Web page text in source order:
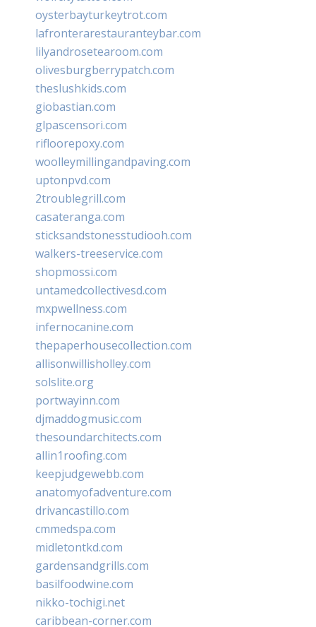
oysterbayturkeytrot.com
lafronterarestauranteybar.com
lilyandrosetearoom.com
olivesburgberrypatch.com
theslushkids.com
giobastian.com
glpascensori.com
rifloorepoxy.com
woolleymillingandpaving.com
uptonpvd.com
2troublegrill.com
casateranga.com
sticksandstonesstudiooh.com
walkers-treeservice.com
shopmossi.com
untamedcollectivesd.com
mxpwellness.com
infernocanine.com
thepaperhousecollection.com
allisonwillisholley.com
solslite.org
portwayinn.com
djmaddogmusic.com
thesoundarchitects.com
allin1roofing.com
keepjudgewebb.com
anatomyofadventure.com
drivancastillo.com
cmmedspa.com
midletontkd.com
gardensandgrills.com
basilfoodwine.com
nikko-tochigi.net
caribbean-corner.com